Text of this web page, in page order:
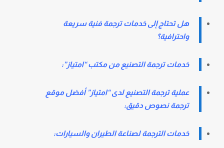
هل تحتاج إلى خدمات ترجمة فنية سريعة
واحترافية؟
خدمات ترجمة التصنيع من مكتب “امتياز”:
عملية ترجمة التصنيع لدى “امتياز” أفضل موقع
ترجمة نصوص دقيق:
خدمات الترجمة لصناعة الطيران والسيارات: